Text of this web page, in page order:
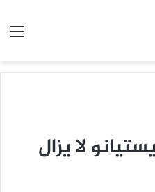
لا يزال